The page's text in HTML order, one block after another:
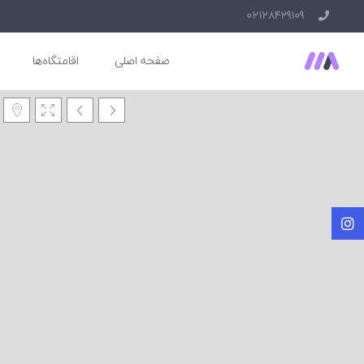
02128429109
صفحه اصلی اقامتگاه‌ها